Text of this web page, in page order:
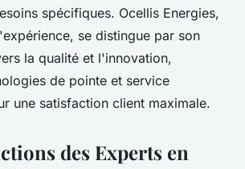
spécifiques. Ocellis Energies,
se distingue par son
la qualité et l'innovation,
de pointe et service
une satisfaction client maximale.
des Experts en